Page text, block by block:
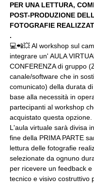
PER UNA LETTURA,
POST-PRODUZIONE
FOTOGRAFIE
.
💻📲💥 Al workshop sul
integrare un' AULA
CONFERENZA di gruppo
canale/software che in
comunicato) della durata
base alla necessità in
partecipanti al workshop
acquistato questa opzione.
L'aula virtuale sarà divisa
fine della PRIMA PARTE
lettura delle fotografie
selezionate da ognuno
per ricevere un feedback
tecnico e visivo costruttivo